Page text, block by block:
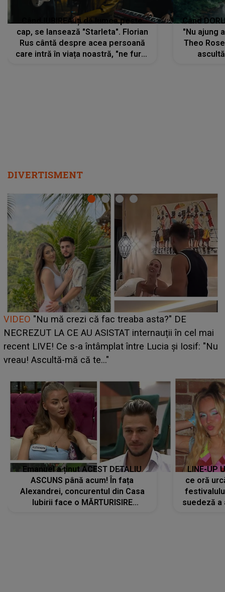
Când IUBIREA îți dă lumea peste
cap, se lansează "Starleta". Florian
Rus cântă despre acea persoană
care intră în viața noastră, "ne fură"
Când
"Nu ajung
Theo
DIVERTISMENT
Cine este Bianca, tânăra clujeancă luată pe scenă la
UNTOLD ONE de Zara Larsson? Aceasta a dezvăluit
ce i-a spus artista suedeză în culise: „Nu am fost
pregătită...”
Emanuel a ținut ACEST DETALIU
ASCUNS până acum! În fața
Alexandrei, concurentul din Casa
Iubirii face o MĂRTURISIRE
LINE-UP
ce oră
suedeză a